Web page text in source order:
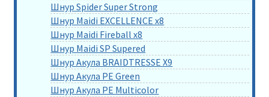
Шнур Spider Super Strong
Шнур Maidi EXCELLENCE x8
Шнур Maidi Fireball x8
Шнур Maidi SP Supered
Шнур Акула BRAIDTRESSE X9
Шнур Акула PE Green
Шнур Акула PE Multicolor